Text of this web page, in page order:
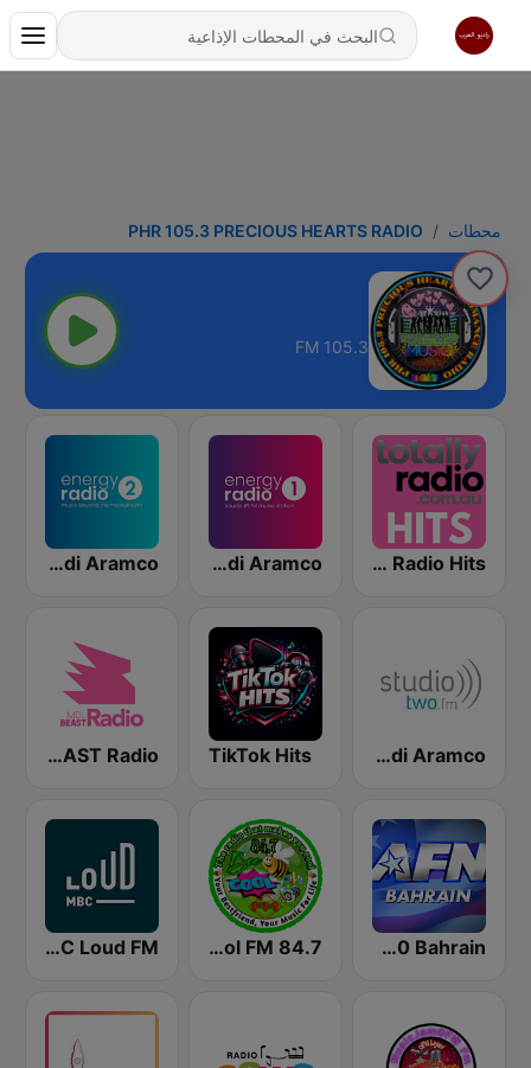
محطات PHR 105.3 PRECIOUS HEARTS RADIO
105.3 FM
Totally Radio Hits
Energy Radio 1 Saudi Aramco
Energy Radio 2 Saudi Aramco
Studio2 Saudi Aramco
TikTok Hits
MDLBEAST Radio
AFN 360 Bahrain
84.7 Bee Cool FM
MBC Loud FM